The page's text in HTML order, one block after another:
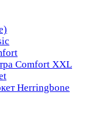
Comfort XXL
Herringbone